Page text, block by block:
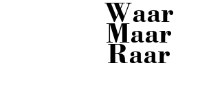
Waar
Maar
Raar